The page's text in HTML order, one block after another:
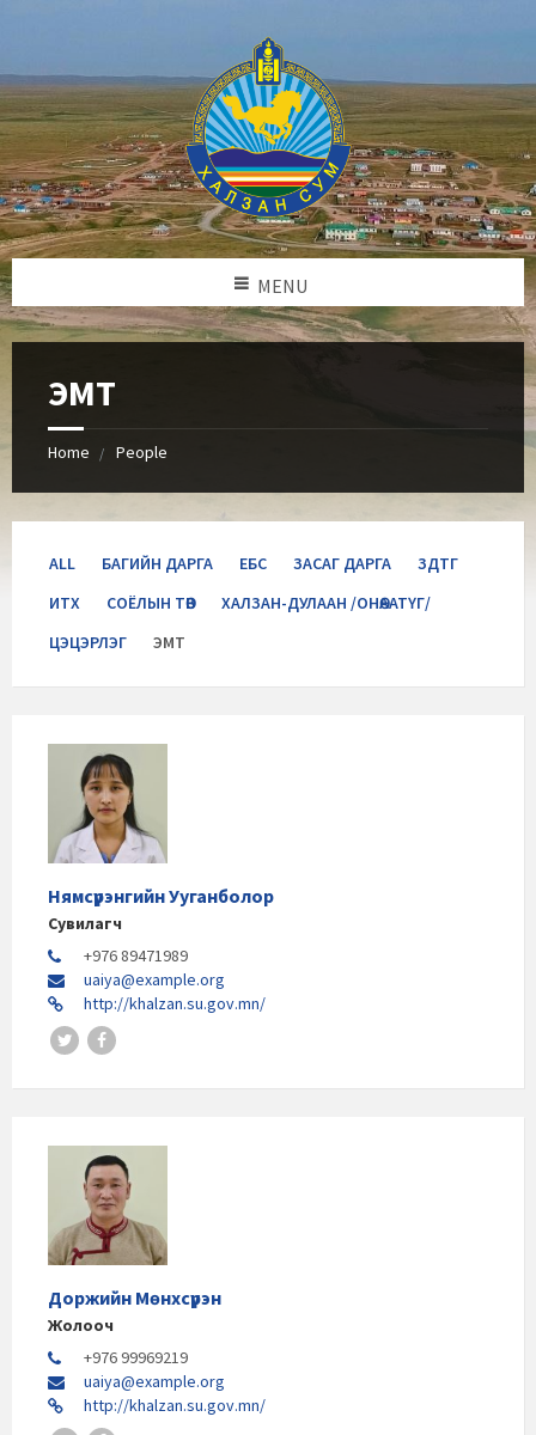
MENU
ЭМТ
Home People
Categories:
ALL БАГИЙН ДАРГА ЕБС ЗАСАГ ДАРГА
ЗДТГ
ИТХ
СОЁЛЫН ТӨВ
ХАЛЗАН-ДУЛААН /ОНӨААТҮГ/
ЦЭЦЭРЛЭГ
ЭМТ
Нямсүрэнгийн Ууганболор
Сувилагч
+976 89471989
uaiya@example.org
http://khalzan.su.gov.mn/
Доржийн Мөнхсүрэн
Жолооч
+976 99969219
uaiya@example.org
http://khalzan.su.gov.mn/